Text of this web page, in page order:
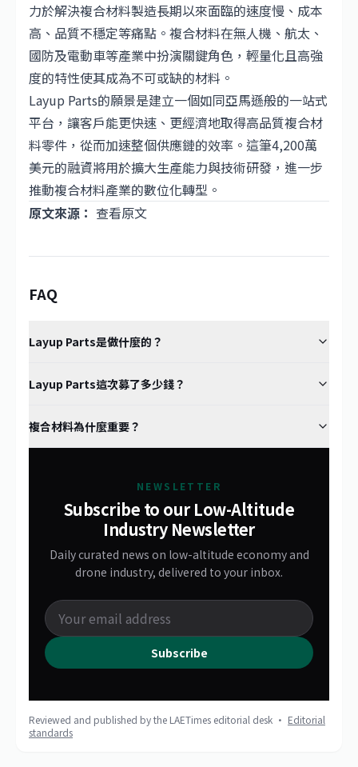
力於解決複合材料製造長期以來面臨的速度慢、成本
高、品質不穩定等痛點。複合材料在無人機、航太、
國防及電動車等產業中扮演關鍵角色，輕量化且高強
度的特性使其成為不可或缺的材料。
Layup Parts的願景是建立一個如同亞馬遜般的一站式
平台，讓客戶能更快速、更經濟地取得高品質複合材
料零件，從而加速整個供應鏈的效率。這筆4,200萬
美元的融資將用於擴大生產能力與技術研發，進一步
推動複合材料產業的數位化轉型。
原文來源： 查看原文
FAQ
Layup Parts是做什麼的？
Layup Parts這次募了多少錢？
複合材料為什麼重要？
NEWSLETTER
Subscribe to our Low-Altitude
Industry Newsletter
Daily curated news on low-altitude economy and
drone industry, delivered to your inbox.
Subscribe
Reviewed and published by the LAETimes editorial desk · Editorial
standards